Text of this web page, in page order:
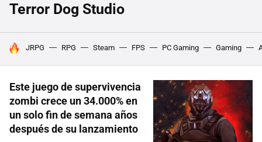
Terror Dog Studio
HOY SE HABLA DE
JRPG RPG Steam FPS PC Gaming Gaming
Este juego de supervivencia
zombi crece un 34.000% en
un solo fin de semana años
después de su lanzamiento